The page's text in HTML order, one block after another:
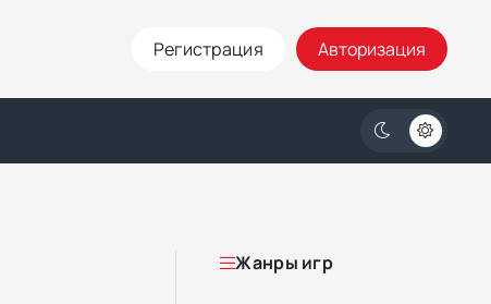
Регистрация Авторизация
Жанры игр